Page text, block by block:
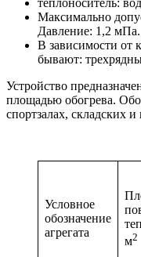
теплоноситель:
Максимально
Давление: 1,2 мПа.
В зависимости от
бывают:
Устройство
площадью обогрева.
спортзалах, складских
Условное
обозначение
агрегата
м2